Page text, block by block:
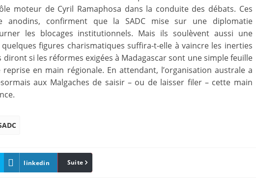
moteur de Cyril Ramaphosa dans la conduite des débats. Ces
anodins, confirment que la SADC mise sur une diplomatie
les blocages institutionnels. Mais ils soulèvent aussi une
figures charismatiques suffira-t-elle à vaincre les inerties
diront si les réformes exigées à Madagascar sont une simple feuille
en main régionale. En attendant, l’organisation australe a
aux Malgaches de saisir – ou de laisser filer – cette main
linkedin Pinterest
Suite